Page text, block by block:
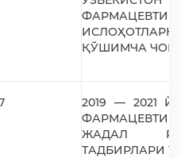
ҚЎШИМЧА
2019 — 2021
ЖАДАЛ
ТАДБИРЛАРИ